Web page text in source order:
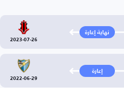
نهاية إعارة
2023-07-26
إعارة
2022-06-29